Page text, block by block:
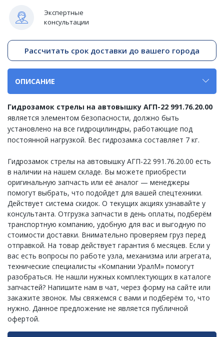
Экспертные
консультации
Рассчитать срок доставки до вашего города
ОПИСАНИЕ
Гидрозамок стрелы на автовышку АГП-22 991.76.20.00
является элементом безопасности, должно быть
установлено на все гидроцилиндры, работающие под
постоянной нагрузкой. Вес гидрозамка составляет 7 кг.
Гидрозамок стрелы на автовышку АГП-22 991.76.20.00 есть
в наличии на нашем складе. Вы можете приобрести
оригинальную запчасть или её аналог — менеджеры
помогут выбрать, что подойдет для вашей спецтехники.
Действует система скидок. О текущих акциях узнавайте у
консультанта. Отгрузка запчасти в день оплаты, подберём
транспортную компанию, удобную для вас и выгодную по
стоимости доставки. Внимательно проверяем груз перед
отправкой. На товар действует гарантия 6 месяцев. Если у
вас есть вопросы по работе узла, механизма или агрегата,
технические специалисты «Компании УралМ» помогут
разобраться. Не нашли нужных комплектующих в каталоге
запчастей? Напишите нам в чат, через форму на сайте или
закажите звонок. Мы свяжемся с вами и подберём то, что
нужно. Данное предложение не является публичной
офертой.